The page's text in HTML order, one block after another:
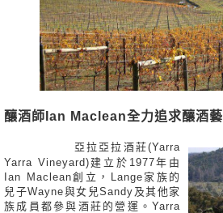
釀酒師Ian Maclean全力追求釀酒
亞拉亞拉酒莊(Yarra
Yarra Vineyard)建立於1977年由
Ian Maclean創立，Lange家族的
兒子Wayne與女兒Sandy及其他家
族成員都參與酒莊的營運。Yarra